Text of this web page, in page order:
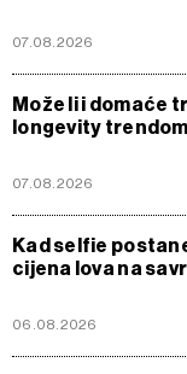
07.08.2026
Može li i domaće
longevity
07.08.2026
Kad selfie
cijena lova na
06.08.2026